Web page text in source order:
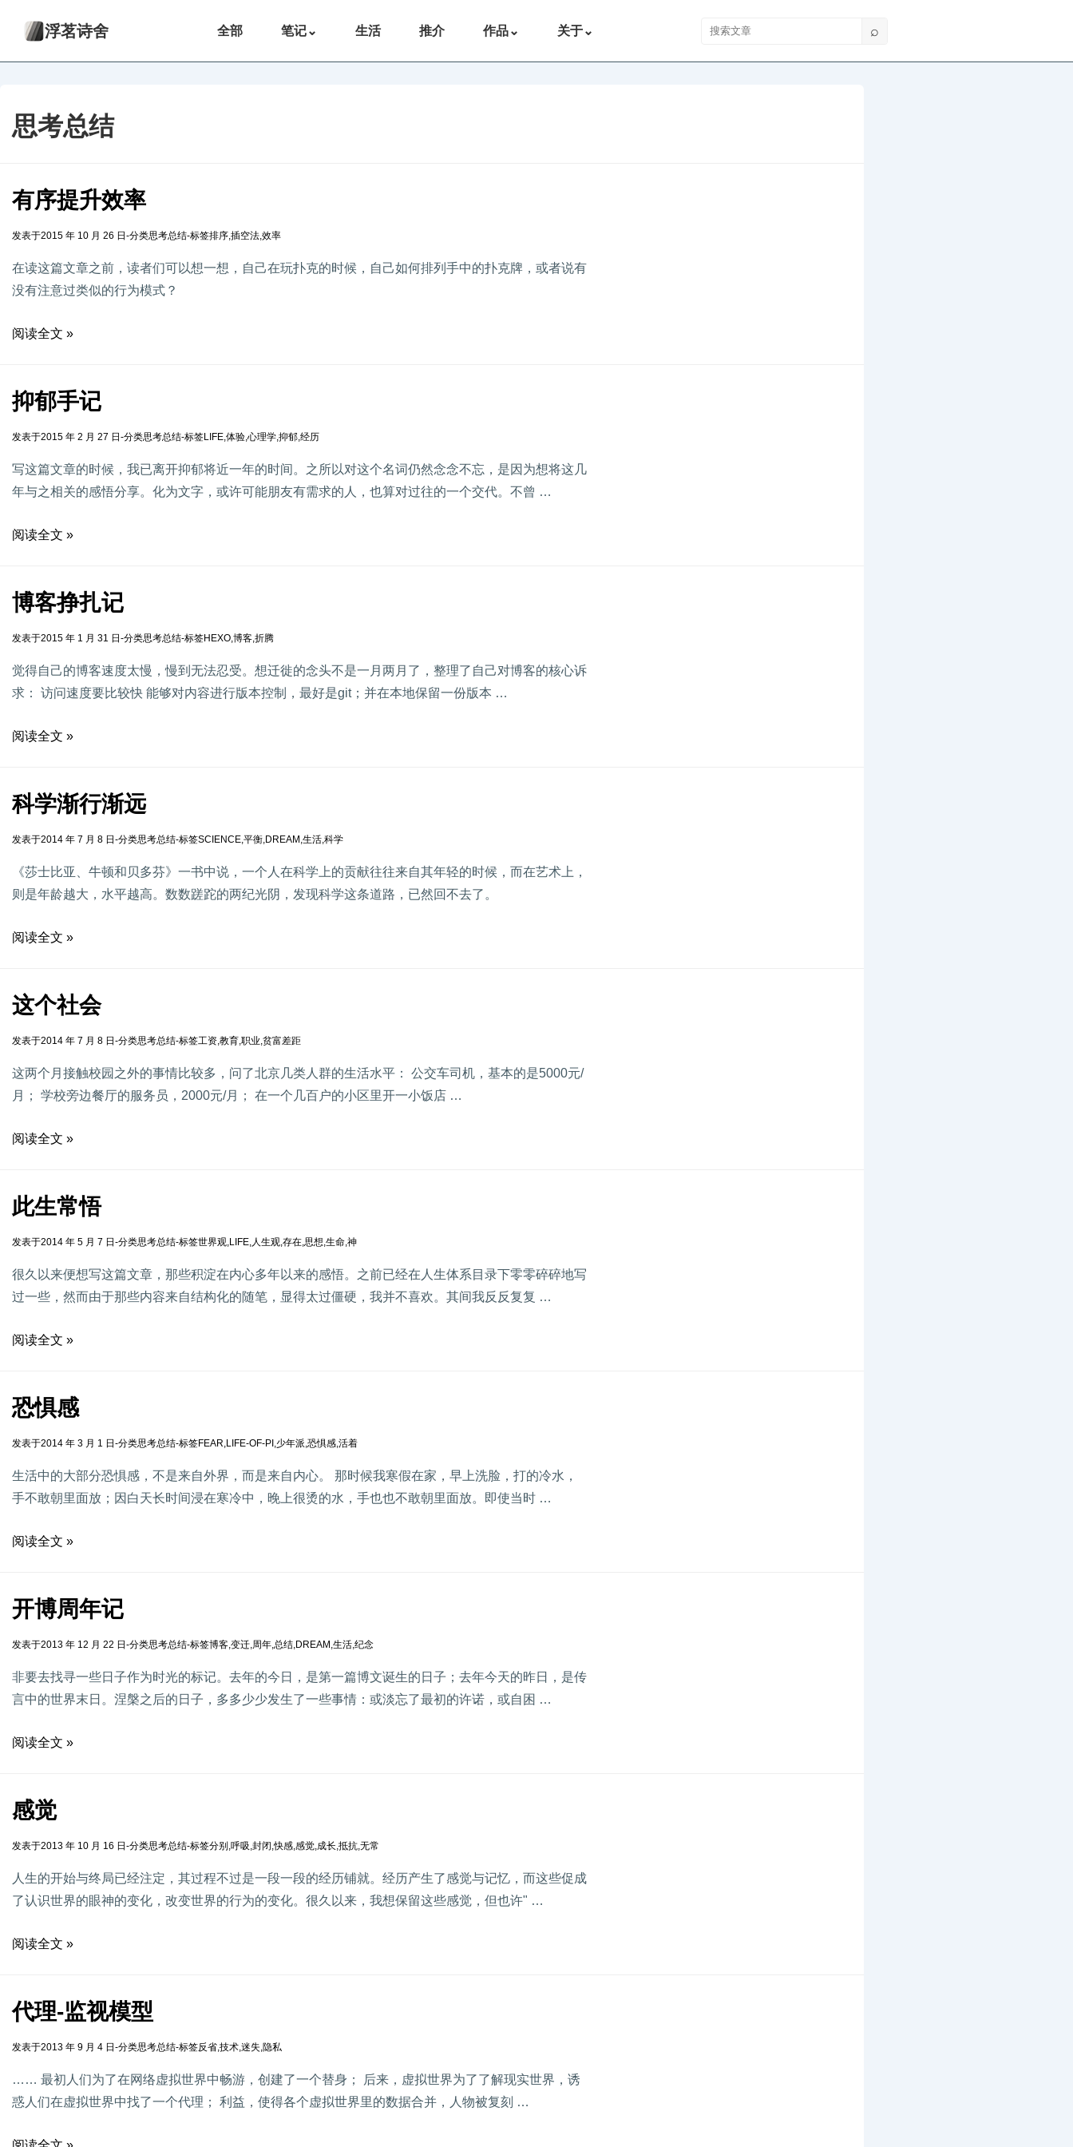
浮茗诗舍 全部 笔记⌄ 生活 推介 作品⌄ 关于⌄ 搜索文章 ⌕
思考总结
有序提升效率
发表于2015 年 10 月 26 日 -分类思考总结-标签排序,插空法,效率
在读这篇文章之前，读者们可以想一想，自己在玩扑克的时候，自己如何排列手中的扑克牌，或者说有
没有注意过类似的行为模式？
阅读全文 »
抑郁手记
发表于2015 年 2 月 27 日 -分类思考总结-标签LIFE,体验,心理学,抑郁,经历
写这篇文章的时候，我已离开抑郁将近一年的时间。之所以对这个名词仍然念念不忘，是因为想将这几
年与之相关的感悟分享。化为文字，或许可能朋友有需求的人，也算对过往的一个交代。不曾 …
阅读全文 »
博客挣扎记
发表于2015 年 1 月 31 日 -分类思考总结-标签HEXO,博客,折腾
觉得自己的博客速度太慢，慢到无法忍受。想迁徙的念头不是一月两月了，整理了自己对博客的核心诉
求： 访问速度要比较快 能够对内容进行版本控制，最好是git；并在本地保留一份版本 …
阅读全文 »
科学渐行渐远
发表于2014 年 7 月 8 日 -分类思考总结-标签SCIENCE,平衡,DREAM ,生活,科学
《莎士比亚、牛顿和贝多芬》一书中说，一个人在科学上的贡献往往来自其年轻的时候，而在艺术上，
则是年龄越大，水平越高。数数蹉跎的两纪光阴，发现科学这条道路，已然回不去了。
阅读全文 »
这个社会
发表于2014 年 7 月 8 日 -分类思考总结-标签工资,教育,职业,贫富差距
这两个月接触校园之外的事情比较多，问了北京几类人群的生活水平： 公交车司机，基本的是5000元/
月； 学校旁边餐厅的服务员，2000元/月； 在一个几百户的小区里开一小饭店 …
阅读全文 »
此生常悟
发表于2014 年 5 月 7 日 -分类思考总结-标签世界观,LIFE,人生观,存在,思想,生命,神
很久以来便想写这篇文章，那些积淀在内心多年以来的感悟。之前已经在人生体系目录下零零碎碎地写
过一些，然而由于那些内容来自结构化的随笔，显得太过僵硬，我并不喜欢。其间我反反复复 …
阅读全文 »
恐惧感
发表于2014 年 3 月 1 日 -分类思考总结-标签FEAR,LIFE-OF-PI ,少年派,恐惧感,活着
生活中的大部分恐惧感，不是来自外界，而是来自内心。 那时候我寒假在家，早上洗脸，打的冷水，
手不敢朝里面放；因白天长时间浸在寒冷中，晚上很烫的水，手也也不敢朝里面放。即使当时 …
阅读全文 »
开博周年记
发表于2013 年 12 月 22 日 -分类思考总结-标签博客,变迁,周年,总结,DREAM ,生活,纪念
非要去找寻一些日子作为时光的标记。去年的今日，是第一篇博文诞生的日子；去年今天的昨日，是传
言中的世界末日。涅槃之后的日子，多多少少发生了一些事情：或淡忘了最初的许诺，或自困 …
阅读全文 »
感觉
发表于2013 年 10 月 16 日 -分类思考总结-标签分别 ,呼吸,封闭,快感,感觉,成长,抵抗,无常
人生的开始与终局已经注定，其过程不过是一段一段的经历铺就。经历产生了感觉与记忆，而这些促成
了认识世界的眼神的变化，改变世界的行为的变化。很久以来，我想保留这些感觉，但也许" …
阅读全文 »
代理-监视模型
发表于2013 年 9 月 4 日 -分类思考总结-标签反省,技术,迷失,隐私
…… 最初人们为了在网络虚拟世界中畅游，创建了一个替身； 后来，虚拟世界为了了解现实世界，诱
惑人们在虚拟世界中找了一个代理； 利益，使得各个虚拟世界里的数据合并，人物被复刻 …